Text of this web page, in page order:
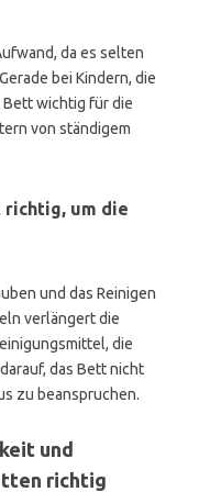
da es selten
bei Kindern, die
wichtig für die
von ständigem
um die
und das Reinigen
verlängert die
die
das Bett nicht
zu beanspruchen.
und
richtig